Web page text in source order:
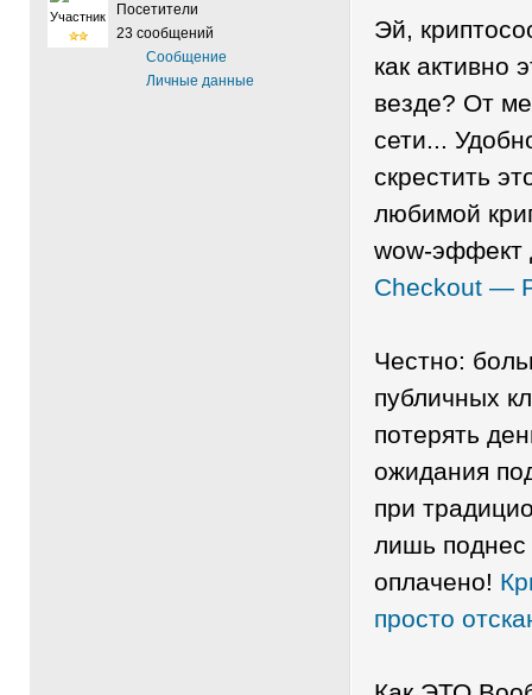
Участник
Посетители
23 сообщений
Сообщение
Личные данные
Эй,
как активно
везде? От
сети...
скрестить
любимой
wow-эффект
Checkout —
Честно:
публичных
потерять
ожидания
при
лишь
оплачено!
просто